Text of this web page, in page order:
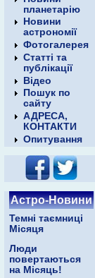
планетарію
Новини
астрономії
Фотогалерея
Статті та
публікації
Відео
Пошук по
сайту
АДРЕСА,
КОНТАКТИ
Опитування
Астро-Новини
Темні таємниці
Місяця
Люди
повертаються
на Місяць!